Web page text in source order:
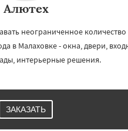
Алютех
неограниченное количество
в Малаховке - окна, двери,
интерьерные решения.
ЗАКАЗАТЬ